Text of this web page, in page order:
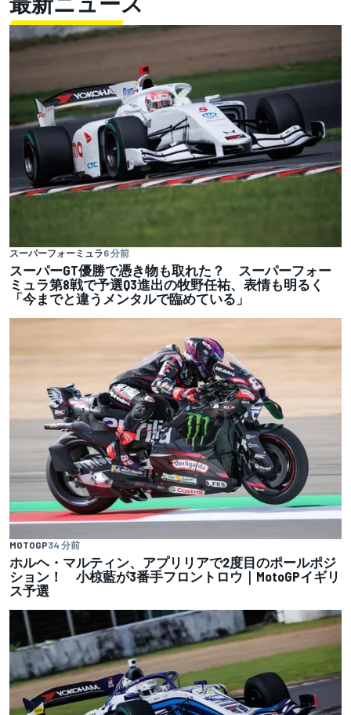
スーパーフォーミュラ6 分前
スーパーGT優勝で憑き物も取れた？ スーパーフォー
ミュラ第8戦で予選Q3進出の牧野任祐、表情も明るく
「今までと違うメンタルで臨めている」
MOTOGP34 分前
ホルヘ・マルティン、アプリリアで2度目のポールポジ
ション！ 小椋藍が3番手フロントロウ｜MotoGPイギリ
ス予選